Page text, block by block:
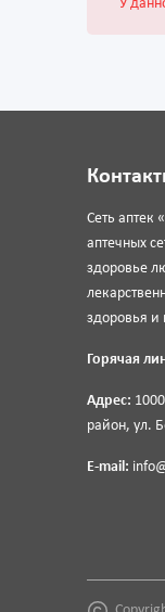
У
Сеть аптек
аптечных
здоровье
здоровья и
Горячая
Адрес:
район, ул.
E-mail: